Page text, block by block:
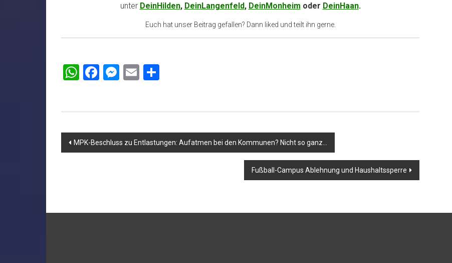
unter DeinHilden, DeinLangenfeld, DeinMonheim oder DeinHaan.
Euch hat unser Beitrag gefallen? Dann liked und teilt ihn gerne.
WhatsApp
Facebook
Messenger
Email
Beitragsnavigation
MPK-Beschluss zu Entlastungen: Aufatmen bei den Kommunen? Nicht so ganz…
Fußball-Campus Ablehnung und Haushaltssperre